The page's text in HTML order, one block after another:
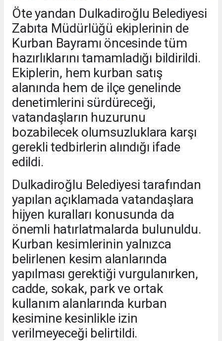
Öte yandan Dulkadiroğlu Belediyesi
Zabıta Müdürlüğü ekiplerinin de
Kurban Bayramı öncesinde tüm
hazırlıklarını tamamladığı bildirildi.
Ekiplerin, hem kurban satış
alanında hem de ilçe genelinde
denetimlerini sürdüreceği,
vatandaşların huzurunu
bozabilecek olumsuzluklara karşı
gerekli tedbirlerin alındığı ifade
edildi.
Dulkadiroğlu Belediyesi tarafından
yapılan açıklamada vatandaşlara
hijyen kuralları konusunda da
önemli hatırlatmalarda bulunuldu.
Kurban kesimlerinin yalnızca
belirlenen kesim alanlarında
yapılması gerektiği vurgulanırken,
cadde, sokak, park ve ortak
kullanım alanlarında kurban
kesimine kesinlikle izin
verilmeyeceği belirtildi.